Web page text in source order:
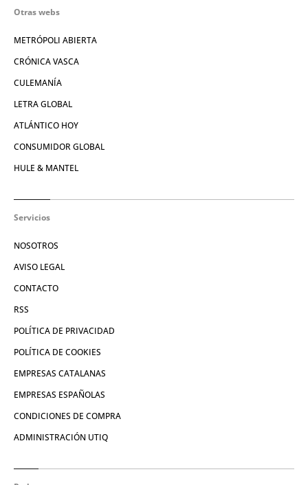
Otras webs
METRÓPOLI ABIERTA
CRÓNICA VASCA
CULEMANÍA
LETRA GLOBAL
ATLÁNTICO HOY
CONSUMIDOR GLOBAL
HULE & MANTEL
Servicios
NOSOTROS
AVISO LEGAL
CONTACTO
RSS
POLÍTICA DE PRIVACIDAD
POLÍTICA DE COOKIES
EMPRESAS CATALANAS
EMPRESAS ESPAÑOLAS
CONDICIONES DE COMPRA
ADMINISTRACIÓN UTIQ